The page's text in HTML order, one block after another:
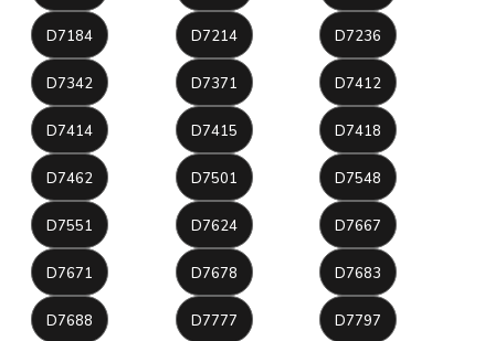
D7184 D7214 D7236
D7342 D7371 D7412
D7414 D7415 D7418
D7462 D7501 D7548
D7551 D7624 D7667
D7671 D7678 D7683
D7688 D7777 D7797